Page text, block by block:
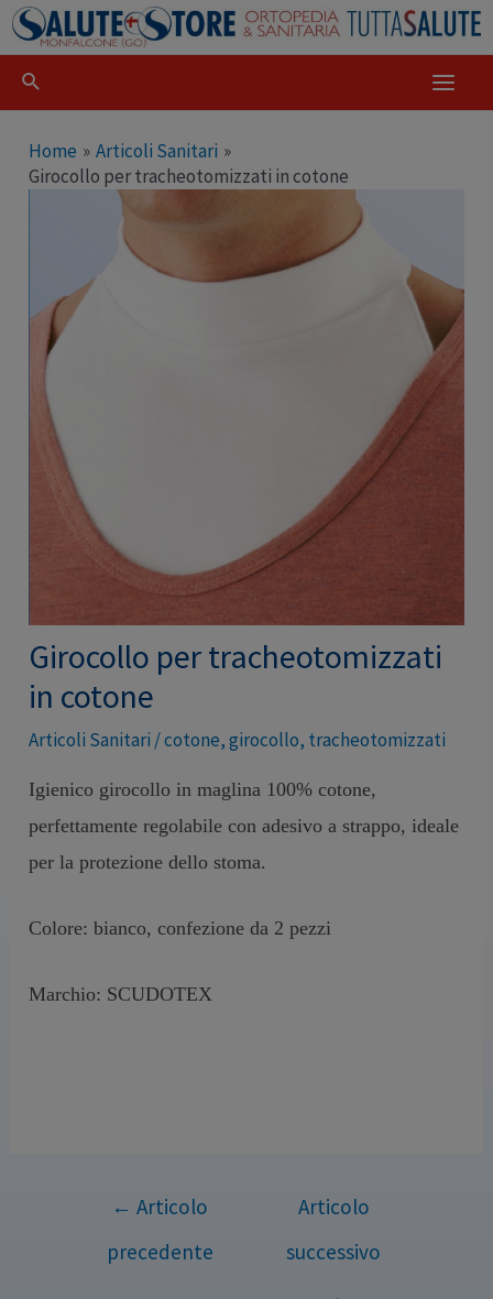
Home
Articoli Sanitari
Girocollo per tracheotomizzati in cotone
Girocollo per tracheotomizzati
in cotone
Articoli Sanitari /cotone,girocollo, tracheotomizzati
Igienico girocollo in maglina 100% cotone,
perfettamente regolabile con adesivo a strappo, ideale
per la protezione dello stoma.
Colore: bianco,confezione da 2 pezzi
Marchio: SCUDOTEX
← Articolo
precedente
Articolo
successivo